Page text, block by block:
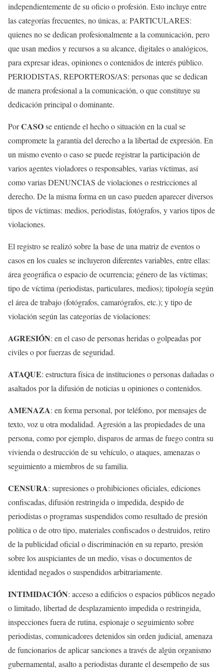
independientemente de su oficio o profesión. Esto incluye entre
las categorías frecuentes, no únicas, a: PARTICULARES:
quienes no se dedican profesionalmente a la comunicación, pero
que usan medios y recursos a su alcance, digitales o analógicos,
para expresar ideas, opiniones o contenidos de interés público.
PERIODISTAS, REPORTEROS/AS: personas que se dedican
de manera profesional a la comunicación, o que constituye su
dedicación principal o dominante.
PorCASOse entiende el hecho o situación en la cual se
compromete la garantía del derecho a la libertad de expresión. En
un mismo evento o caso se puede registrar la participación de
varios agentes violadores o responsables, varias víctimas, así
como varias DENUNCIAS de violaciones o restricciones al
derecho. De la misma forma en un caso pueden aparecer diversos
tipos de víctimas: medios, periodistas, fotógrafos, y varios tipos de
violaciones.
El registro se realizó sobre la base de una matriz de eventos o
casos en los cuales se incluyeron diferentes variables, entre ellas:
área geográfica o espacio de ocurrencia; género de las víctimas;
tipo de víctima (periodistas, particulares, medios); tipología según
el área de trabajo (fotógrafos, camarógrafos, etc.); y tipo de
violación según las categorías de violaciones:
AGRESIÓN: en el caso de personas heridas o golpeadas por
civiles o por fuerzas de seguridad.
ATAQUE: estructura física de instituciones o personas dañadas o
asaltados por la difusión de noticias u opiniones o contenidos.
AMENAZA: en forma personal, por teléfono, por mensajes de
texto, voz u otra modalidad. Agresión a las propiedades de una
persona, como por ejemplo, disparos de armas de fuego contra su
vivienda o destrucción de su vehículo, o ataques, amenazas o
seguimiento a miembros de su familia.
CENSURA: supresiones o prohibiciones oficiales, ediciones
confiscadas, difusión restringida o impedida, despido de
periodistas o programas suspendidos como resultado de presión
política o de otro tipo, materiales confiscados o destruidos, retiro
de la publicidad oficial o discriminación en su reparto, presión
sobre los auspiciantes de un medio, visas o documentos de
identidad negados o suspendidos arbitrariamente.
INTIMIDACIÓN: acceso a edificios o espacios públicos negado
o limitado, libertad de desplazamiento impedida o restringida,
inspecciones fuera de rutina, espionaje o seguimiento sobre
periodistas, comunicadores detenidos sin orden judicial, amenaza
de funcionarios de aplicar sanciones a través de algún organismo
gubernamental, asalto a periodistas durante el desempeño de sus